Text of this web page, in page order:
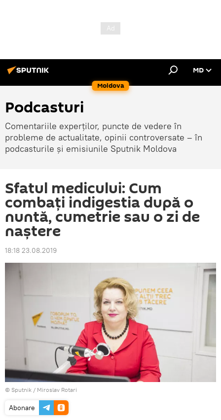
Moldova
MD
Podcasturi
Comentariile experților, puncte de vedere în
probleme de actualitate, opinii controversate – în
podcasturile și emisiunile Sputnik Moldova
Sfatul medicului: Cum
combați indigestia după o
nuntă, cumetrie sau o zi de
naștere
18:18 23.08.2019
© Sputnik / Miroslav Rotari
Abonare